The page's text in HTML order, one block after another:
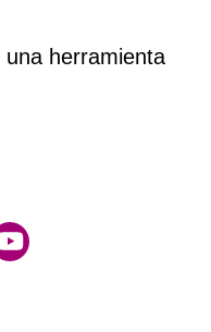
herramienta